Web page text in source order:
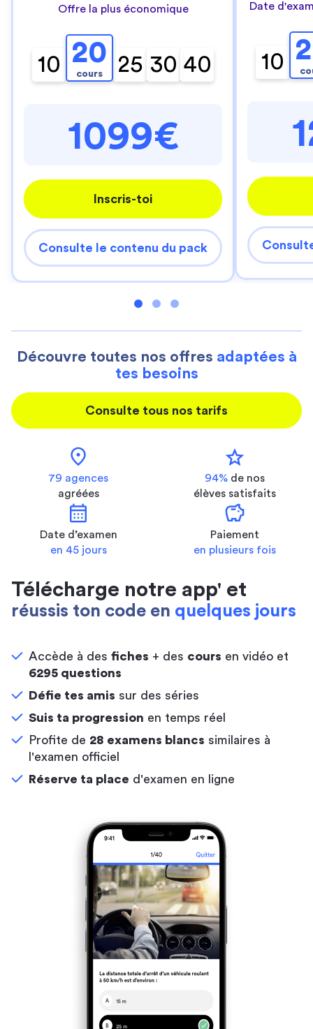
Offre la plus économique
10 20
cours 25 30 40
1099€
Inscris-toi
Consulte le contenu du pack
Date
10
Découvre toutes nos offres adaptées à
tes besoins
Consulte tous nos tarifs
location_on
79 agences
agréées
star
94% de nos
élèves satisfaits
calendar_month
Date d’examen
en 45 jours
savings
Paiement
en plusieurs fois
Télécharge notre app' et
réussis ton code en quelques jours
Accède à des fiches + des cours en vidéo et
6295 questions
Défie tes amis sur des séries
Suis ta progression en temps réel
Profite de 28 examens blancs similaires à
l'examen officiel
Réserve ta place d'examen en ligne